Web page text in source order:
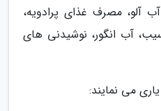
آلو، مصرف غذای پرادویه،
آب انگور، نوشیدنی های
می نمایند: